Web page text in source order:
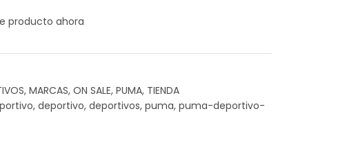
producto ahora
, MARCAS, ON SALE, PUMA, TIENDA
, deportivo, deportivos, puma, puma-deportivo-